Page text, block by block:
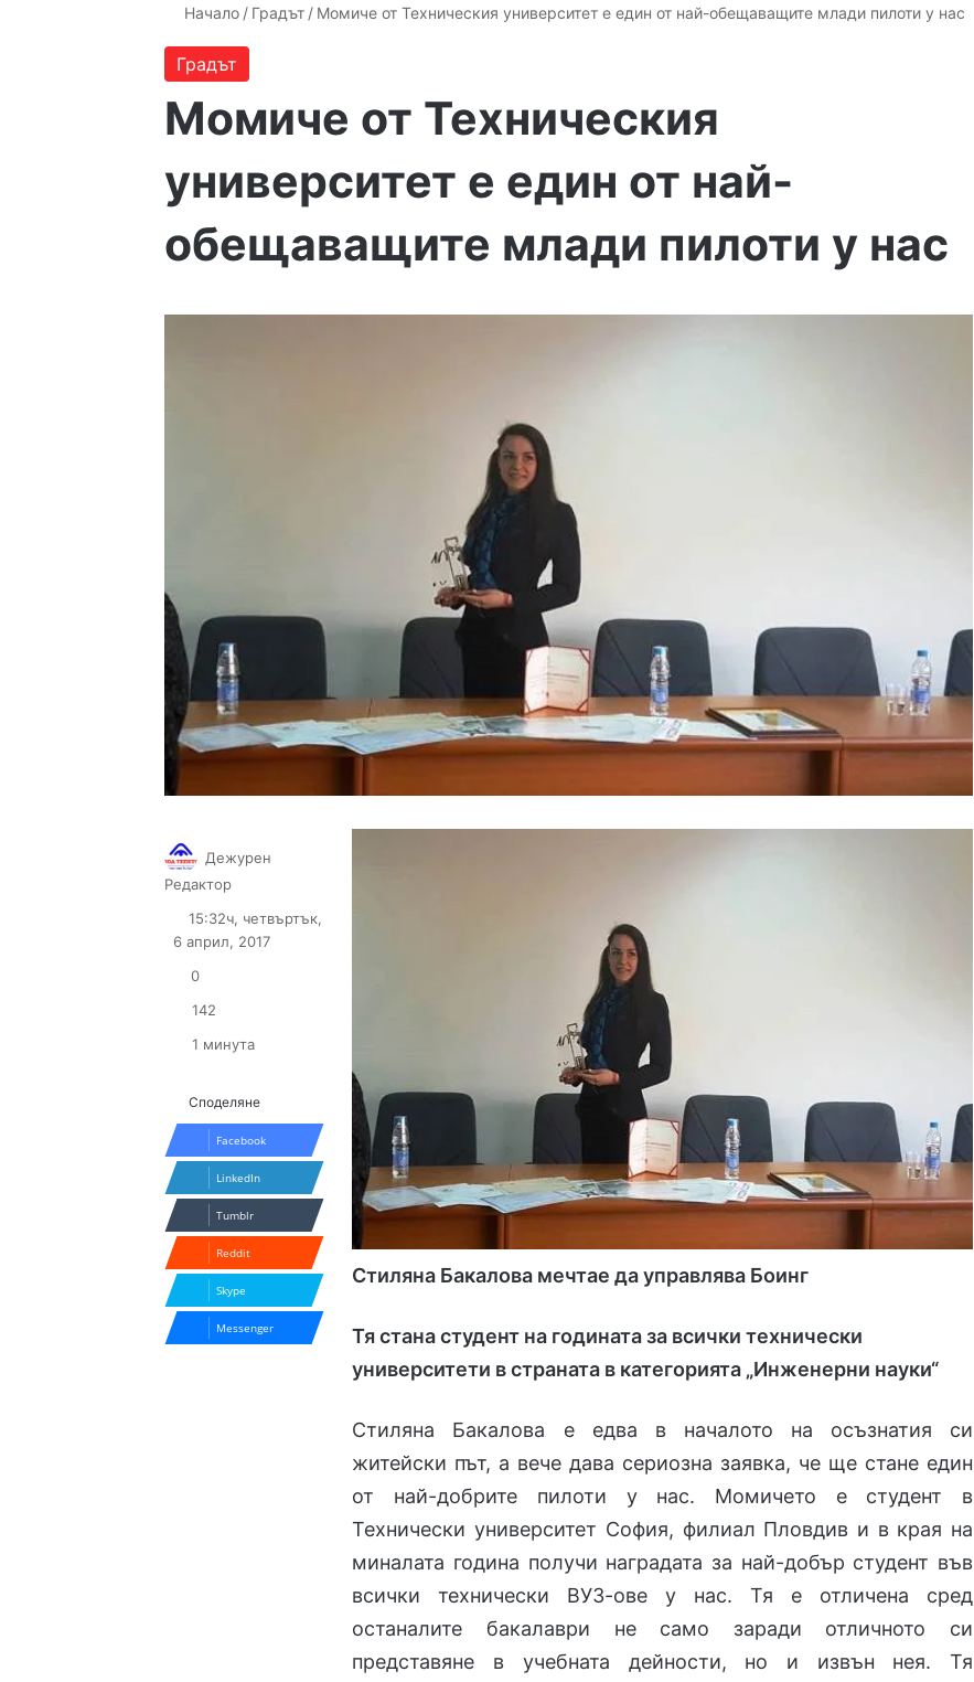
Начало / Градът / Момиче от Техническия университет е един от най-обещаващите млади пилоти у нас
Градът
Момиче от Техническия
университет е един от най-
обещаващите млади пилоти у нас
Стиляна Бакалова мечтае да управлява Боинг
Тя стана студент на годината за всички технически
университети в страната в категорията „Инженерни науки“
Стиляна Бакалова е едва в началото на осъзнатия си
житейски път, а вече дава сериозна заявка, че ще стане един
от най-добрите пилоти у нас. Момичето е студент в
Технически университет София, филиал Пловдив и в края на
миналата година получи наградата за най-добър студент във
всички технически ВУЗ-ове у нас. Тя е отличена сред
останалите бакалаври не само заради отличното си
представяне в учебната дейности, но и извън нея. Тя
Дежурен
Редактор
X email
15:32ч, четвъртък,
6 април, 2017
0
142
1 минута
Споделяне
Facebook
LinkedIn
Tumblr
Reddit
Skype
Messenger